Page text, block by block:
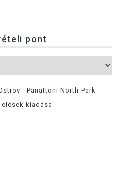
pont
- Panattoni North Park -
kiadása